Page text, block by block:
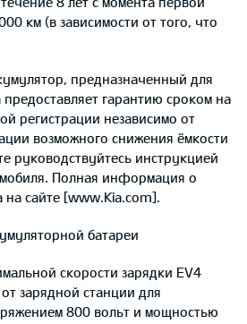
км (в зависимости от того, что
предназначенный для
предоставляет гарантию сроком на
регистрации независимо от
возможного снижения ёмкости
руководствуйтесь инструкцией
Полная информация о
на сайте [www.Kia.com].
батареи
скорости зарядки EV4
зарядной станции для
800 вольт и мощностью